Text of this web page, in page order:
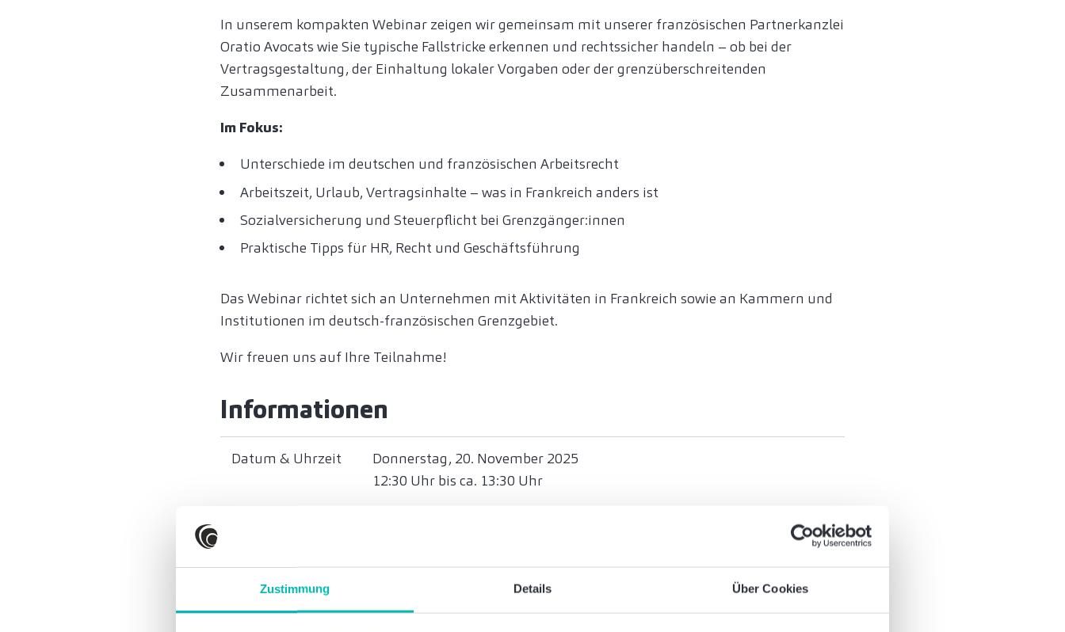
Zustimmung Details Über Cookies
In unserem kompakten Webinar zeigen wir gemeinsam mit unserer französischen Partnerkanzlei
Oratio Avocats wie Sie typische Fallstricke erkennen und rechtssicher handeln – ob bei der
Vertragsgestaltung, der Einhaltung lokaler Vorgaben oder der grenzüberschreitenden
Zusammenarbeit.
Im Fokus:
Unterschiede im deutschen und französischen Arbeitsrecht
Arbeitszeit, Urlaub, Vertragsinhalte – was in Frankreich anders ist
Sozialversicherung und Steuerpflicht bei Grenzgänger:innen
Praktische Tipps für HR, Recht und Geschäftsführung
Das Webinar richtet sich an Unternehmen mit Aktivitäten in Frankreich sowie an Kammern und
Institutionen im deutsch-französischen Grenzgebiet.
Wir freuen uns auf Ihre Teilnahme!
Informationen
Datum & Uhrzeit
Donnerstag, 20. November 2025
12:30 Uhr bis ca. 13:30 Uhr
Kontakt